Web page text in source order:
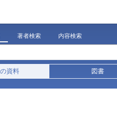
著者検索 内容検索
資料 図書